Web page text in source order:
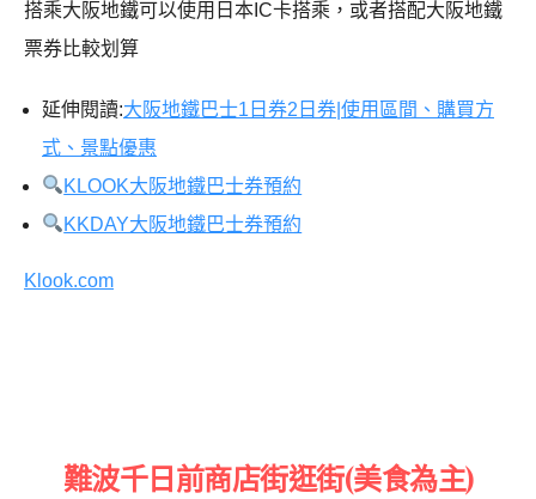
搭乘大阪地鐵可以使用日本IC卡搭乘，或者搭配大阪地鐵
票券比較划算
延伸閱讀:大阪地鐵巴士1日券2日券|使用區間、購買方
式、景點優惠
KLOOK大阪地鐵巴士券預約
KKDAY大阪地鐵巴士券預約
Klook.com
難波千日前商店街逛街(美食為主)